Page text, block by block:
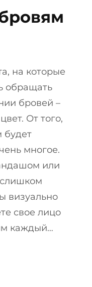
на которые
обращать
бровей –
От того,
будет
многое.
или
визуально
свое лицо
каждый…